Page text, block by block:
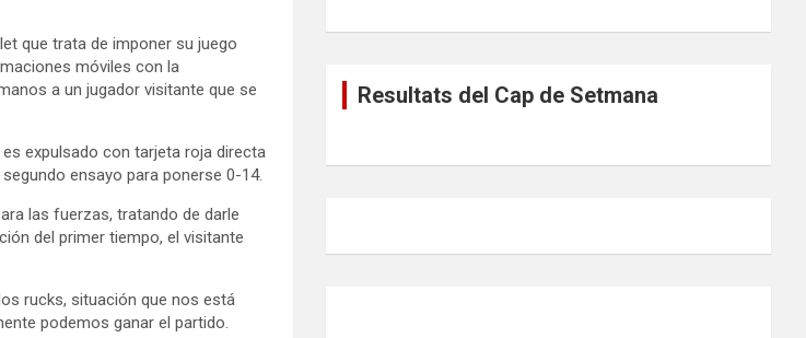
que trata de imponer su juego
móviles con la
a un jugador visitante que se
expulsado con tarjeta roja directa
ensayo para ponerse 0-14.
las fuerzas, tratando de darle
del primer tiempo, el visitante
rucks, situación que nos está
podemos ganar el partido.
Resultats del Cap de Setmana